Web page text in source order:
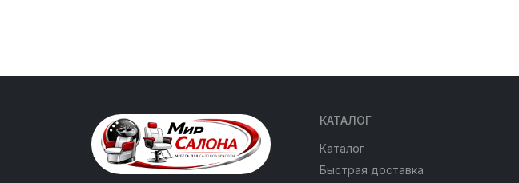
КАТАЛОГ
Каталог
Быстрая доставка